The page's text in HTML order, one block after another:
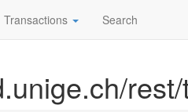
Transactions Search